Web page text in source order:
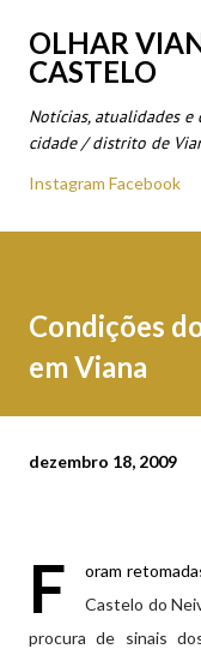
OLHAR
CASTELO
Notícias, atualidades e
cidade / distrito de
Instagram Facebook
Condições
em Viana
dezembro 18, 2009
F
oram
Castelo do
procura de sinais